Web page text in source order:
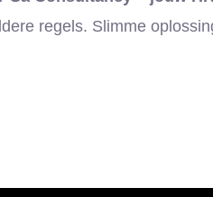
regels. Slimme